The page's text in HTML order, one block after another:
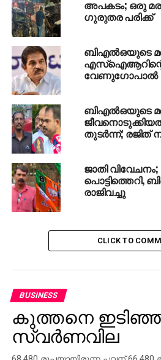
അപകടം; ഒരു
ഗുരുതര പരിക്ക്
ബിഎല്‍ഒയുടെ
എസ്‌ഐആറിന്റെ
വേണുഗോപാല്‍
ബിഎല്‍ഒയുടെ
തുടര്‍ന്ന്; രജിത്
ജാതി
പൊട്ടിത്തെറി,
രാജിവച്ചു
CLICK TO
BUSINESS
കുത്തനെ
സ്വര്‍ണവില